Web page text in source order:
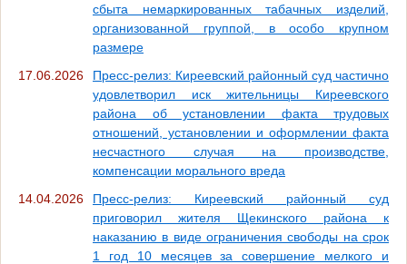
сбыта немаркированных табачных изделий,
организованной группой, в особо крупном
размере
17.06.2026
Пресс-релиз: Киреевский районный суд частично
удовлетворил иск жительницы Киреевского
района об установлении факта трудовых
отношений, установлении и оформлении факта
несчастного случая на производстве,
компенсации морального вреда
14.04.2026
Пресс-релиз: Киреевский районный суд
приговорил жителя Щекинского района к
наказанию в виде ограничения свободы на срок
1 год 10 месяцев за совершение мелкого и